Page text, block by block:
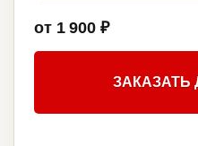
от 1 900 ₽
ЗАКАЗАТЬ